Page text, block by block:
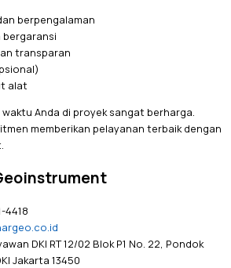
berpengalaman
bergaransi
transparan
alat
waktu Anda di proyek sangat berharga.
memberikan pelayanan terbaik dengan
4418
DKI RT 12/02 Blok P1 No. 22, Pondok
Jakarta 13450